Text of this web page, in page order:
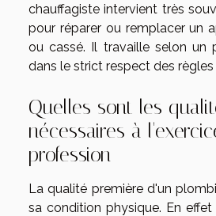
chauffagiste intervient très
pour réparer ou remplacer un
ou cassé. Il travaille selon un
dans le strict respect des règles
Quelles sont les
nécessaires à
profession
La qualité première d'un
sa condition physique. En